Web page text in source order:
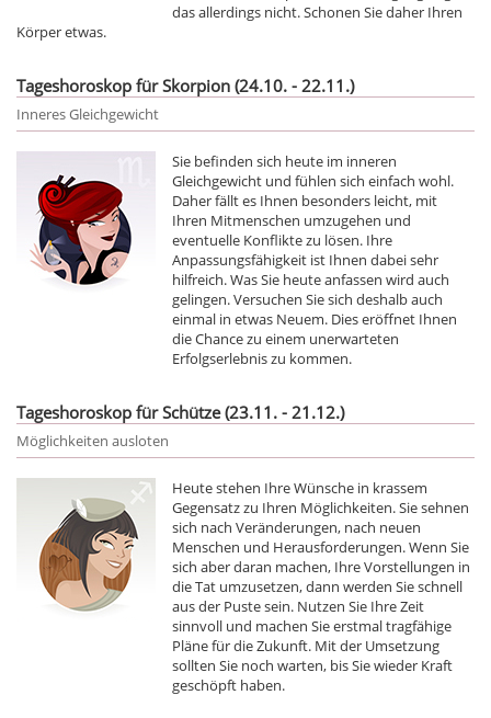
das allerdings nicht. Schonen Sie daher Ihren
Körper etwas.
Tageshoroskop für Skorpion (24.10. - 22.11.)
Inneres Gleichgewicht
Sie befinden sich heute im inneren
Gleichgewicht und fühlen sich einfach wohl.
Daher fällt es Ihnen besonders leicht, mit
Ihren Mitmenschen umzugehen und
eventuelle Konflikte zu lösen. Ihre
Anpassungsfähigkeit ist Ihnen dabei sehr
hilfreich. Was Sie heute anfassen wird auch
gelingen. Versuchen Sie sich deshalb auch
einmal in etwas Neuem. Dies eröffnet Ihnen
die Chance zu einem unerwarteten
Erfolgserlebnis zu kommen.
Tageshoroskop für Schütze (23.11. - 21.12.)
Möglichkeiten ausloten
Heute stehen Ihre Wünsche in krassem
Gegensatz zu Ihren Möglichkeiten. Sie sehnen
sich nach Veränderungen, nach neuen
Menschen und Herausforderungen. Wenn Sie
sich aber daran machen, Ihre Vorstellungen in
die Tat umzusetzen, dann werden Sie schnell
aus der Puste sein. Nutzen Sie Ihre Zeit
sinnvoll und machen Sie erstmal tragfähige
Pläne für die Zukunft. Mit der Umsetzung
sollten Sie noch warten, bis Sie wieder Kraft
geschöpft haben.